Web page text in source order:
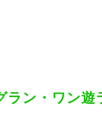
ラン・ワン遊